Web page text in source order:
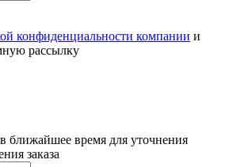
конфиденциальности компании и
рассылку
ближайшее время для уточнения
заказа